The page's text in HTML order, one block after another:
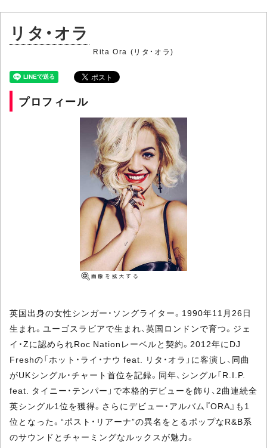
リタ・オラ
Rita Ora (リタ・オラ)
プロフィール
英国出身の女性シンガー・ソングライター。1990年11月26日
生まれ。ユーゴスラビアで生まれ、英国ロンドンで育つ。ジェ
イ・Zに認められRoc Nationレーベルと契約。2012年にDJ
Freshの「ホット・ライ・ナウ feat. リタ・オラ」に客演し、同曲
がUKシングル・チャート首位を記録。同年、シングル「R.I.P.
feat. タイニー・テンパー」で本格的デビューを飾り、2曲連続全
英シングル1位を獲得。さらにデビュー・アルバム『ORA』も1
位となった。“ポスト・リアーナ”の異名をとるポップなR&B系
のサウンドとチャーミングなルックスが魅力。